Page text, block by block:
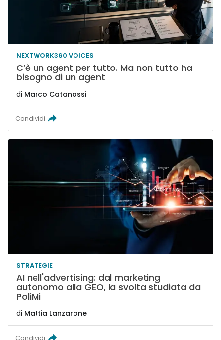
NEXTWORK360 VOICES
C’è un agent per tutto. Ma non tutto ha
bisogno di un agent
di Marco Catanossi
Condividi
STRATEGIE
AI nell'advertising: dal marketing
autonomo alla GEO, la svolta studiata da
PoliMi
di Mattia Lanzarone
Condividi